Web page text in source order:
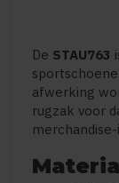
De STAU763
afwerking
rugzak voor